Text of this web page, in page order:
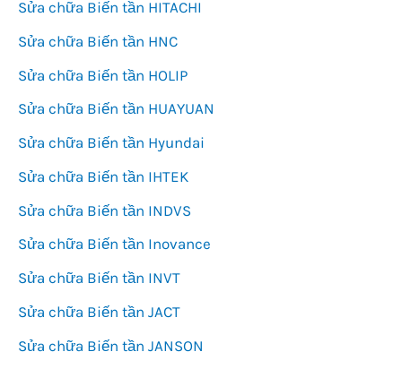
Sửa chữa Biến tần HITACHI
Sửa chữa Biến tần HNC
Sửa chữa Biến tần HOLIP
Sửa chữa Biến tần HUAYUAN
Sửa chữa Biến tần Hyundai
Sửa chữa Biến tần IHTEK
Sửa chữa Biến tần INDVS
Sửa chữa Biến tần Inovance
Sửa chữa Biến tần INVT
Sửa chữa Biến tần JACT
Sửa chữa Biến tần JANSON